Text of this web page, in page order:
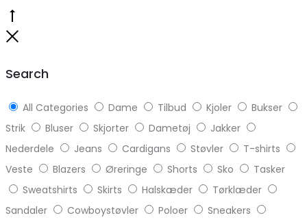
Search
All Categories Dame Tilbud Kjoler
Bukser
Strik
Bluser Skjorter Dametøj
Jakker
Nederdele
Jeans Cardigans Støvler
T-shirts
Veste
Blazers Øreringe Shorts Sko
Tasker
Sweatshirts
Skirts Halskæder
Tørklæder
Sandaler
Cowboystøvler Poloer
Sneakers